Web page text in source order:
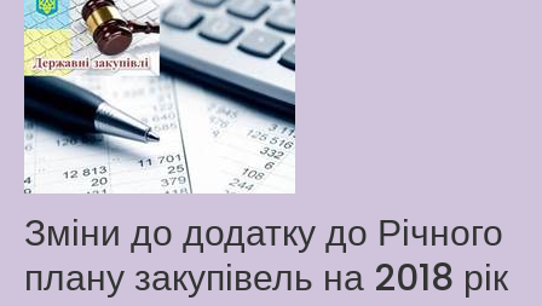
Latter match class
Swimming Lessons at New
Pool
Latter match class
New Friends Everyday at
Зміни до додатку до Річного
плану закупівель на 2018 рік